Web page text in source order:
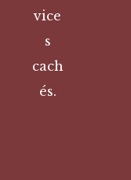
vice
s
cach
és.